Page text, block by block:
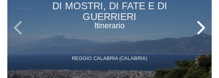
DI MOSTRI, DI FATE E DI
GUERRIERI
Itinerario
REGGIO CALABRIA (CALABRIA)